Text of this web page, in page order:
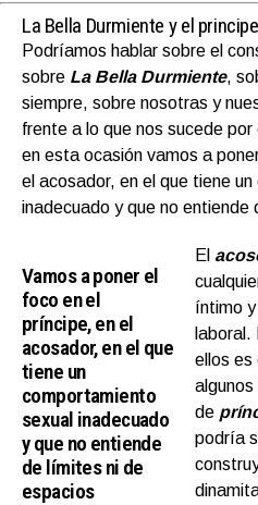
La Bella Durmiente y el
Podríamos hablar sobre el
sobre La Bella Durmiente,
siempre, sobre nosotras y
frente a lo que nos sucede
en esta ocasión vamos a
el acosador, en el que tiene
inadecuado y que no
Vamos a poner el
foco en el
príncipe, en el
acosador, en el que
tiene un
comportamiento
sexual inadecuado
y que no entiende
de límites ni de
espacios
El
íntimo
laboral.
ellos es
de
podría